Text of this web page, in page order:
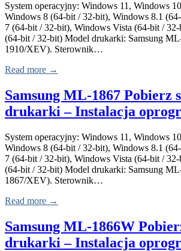
System operacyjny: Windows 11, Windows
Windows 8 (64-bit / 32-bit), Windows 8.1
7 (64-bit / 32-bit), Windows Vista (64-bit /
(64-bit / 32-bit) Model drukarki: Samsung
1910/XEV). Sterownik…
Read more →
Samsung ML-1867 Pobierz
drukarki – Instalacja
System operacyjny: Windows 11, Windows
Windows 8 (64-bit / 32-bit), Windows 8.1
7 (64-bit / 32-bit), Windows Vista (64-bit /
(64-bit / 32-bit) Model drukarki: Samsung
1867/XEV). Sterownik…
Read more →
Samsung ML-1866W
drukarki – Instalacja